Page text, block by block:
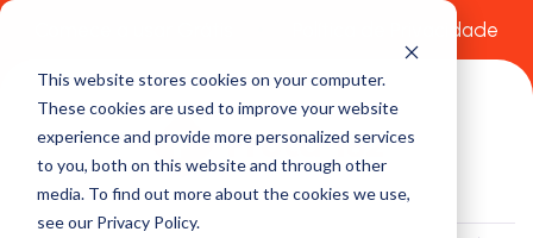
This website stores cookies on your computer.
These cookies are used to improve your website
experience and provide more personalized services
to you, both on this website and through other
media. To find out more about the cookies we use,
see our Privacy Policy.
Política de Privacidade